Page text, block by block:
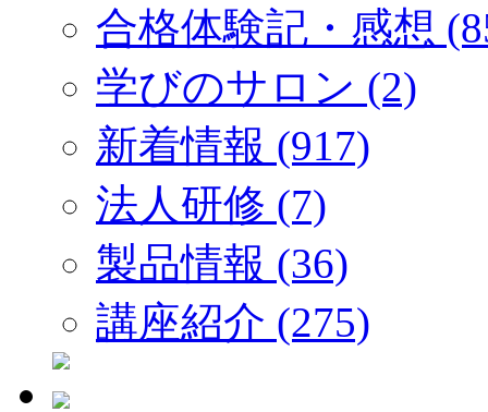
合格体験記・感想
学びのサロン (2)
新着情報 (917)
法人研修 (7)
製品情報 (36)
講座紹介 (275)